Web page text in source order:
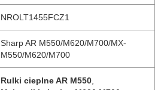
NROLT1455FCZ1
Sharp AR M550/M620/M700/MX-
M550/M620/M700
Rulki cieplne AR M550